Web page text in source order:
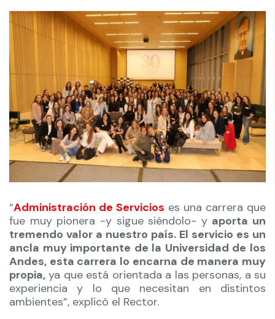
“Administración de Servicios es una carrera que
fue muy pionera -y sigue siéndolo- y aporta un
tremendo valor a nuestro país. El servicio es un
ancla muy importante de la Universidad de los
Andes, esta carrera lo encarna de manera muy
propia, ya que está orientada a las personas, a su
experiencia y lo que necesitan en distintos
ambientes”, explicó el Rector.